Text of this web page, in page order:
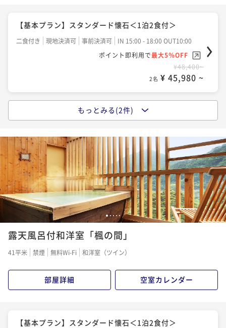
泊2食付＞
二食付き 現地決済可 事前決済可
IN 15:00 - 18:00 OUT10:00
ポイント即利用で 最大5％OFF
¥42,900~
2名 ¥ 40,755 ~
【記念日プラン】素敵な時間を栂の季で！＜嬉しい特
典付＞
二食付き 現地決済可 事前決済可
IN 15:00 - 18:00 OUT10:00
ポイント即利用で 最大5％OFF
¥49,500~
2名 ¥ 47,025 ~
【基本プラン】スタンダード懐石＜1泊2食付＞
二食付き 現地決済可 事前決済可
IN 15:00 - 18:00 OUT10:00
ポイント即利用で最大5％OFF
¥48,400~
2名 ¥ 45,980 ~
【カップルプラン】お二人でゆったりとした時間を！
二食付き 現地決済可 事前決済可
IN 15:00 - 18:00 OUT10:00
ポイント即利用で
最大5％OFF
¥52,800~
2名 ¥ 50,160 ~
【記念日プラン】素敵な時間を栂の季で！＜嬉しい特
典付＞
¥57,200~
2名 ¥ 54,340 ~
もっとみる(2件)
12345
露天風呂付和洋室「楓の間」
41平米 禁煙 無料Wi-Fi 和洋室（ツイン）
部屋詳細 空室カレンダー
【基本プラン】スタンダード懐石＜1泊2食付＞